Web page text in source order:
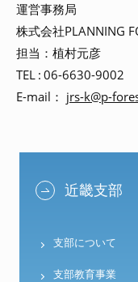
運営事務局
株式会社PLANNING
担当：植村元彦
TEL : 06-6630-9002
E-mail： jrs-k@p-
近畿支部
支部について
支部教育事業